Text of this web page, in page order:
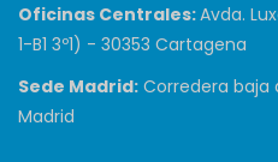
Oficinas Centrales:Avda.
1-B1 3º1) - 30353 Cartagena
Sede Madrid: Corredera baja
Madrid